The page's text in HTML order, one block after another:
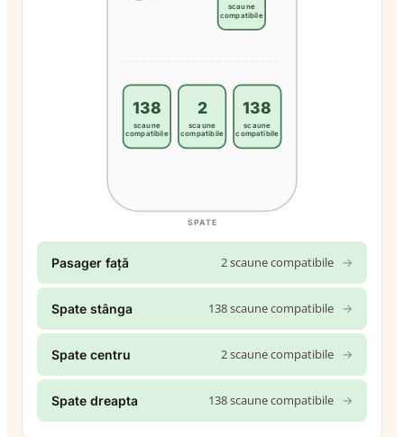
SPATE
scaune
compatibile
138
scaune
compatibile
2
scaune
compatibile
138
scaune
compatibile
Pasager față 2 scaune compatibile →
Spate stânga 138 scaune compatibile →
Spate centru 2 scaune compatibile →
Spate dreapta 138 scaune compatibile →